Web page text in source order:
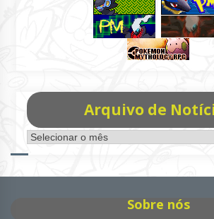
Arquivo de
Arquivo
de
Sobre nós